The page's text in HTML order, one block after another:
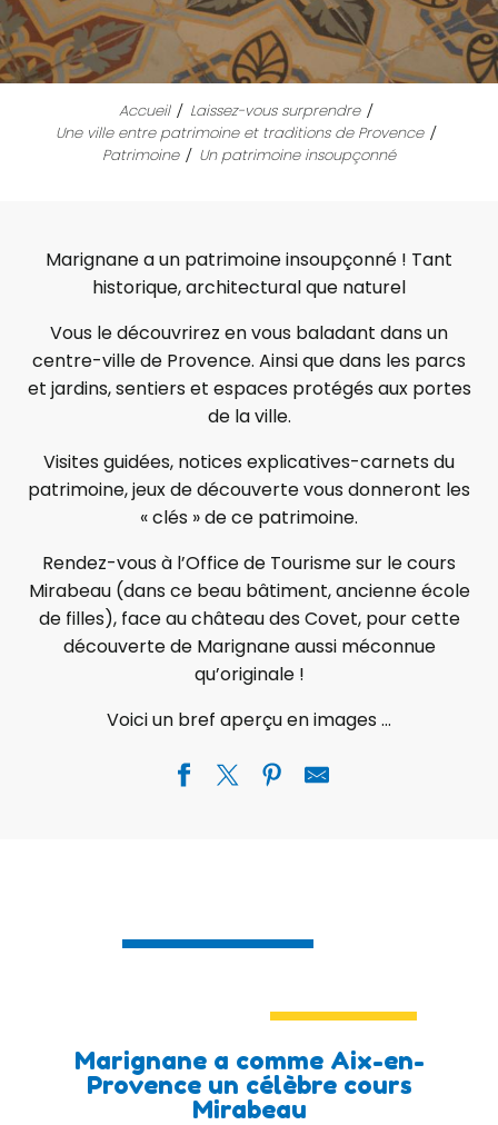
Accueil
Laissez-vous surprendre
Une ville entre patrimoine et traditions de Provence
Patrimoine
Un patrimoine insoupçonné
Marignane a un patrimoine insoupçonné ! Tant
historique, architectural que naturel
Vous le découvrirez en vous baladant dans un
centre-ville de Provence. Ainsi que dans les parcs
et jardins, sentiers et espaces protégés aux portes
de la ville.
Visites guidées, notices explicatives-carnets du
patrimoine, jeux de découverte vous donneront les
« clés » de ce patrimoine.
Rendez-vous à l’Office de Tourisme sur le cours
Mirabeau (dans ce beau bâtiment, ancienne école
de filles), face au château des Covet, pour cette
découverte de Marignane aussi méconnue
qu’originale !
Voici un bref aperçu en images …
Marignane a comme Aix-en-
Provence un célèbre cours
Mirabeau